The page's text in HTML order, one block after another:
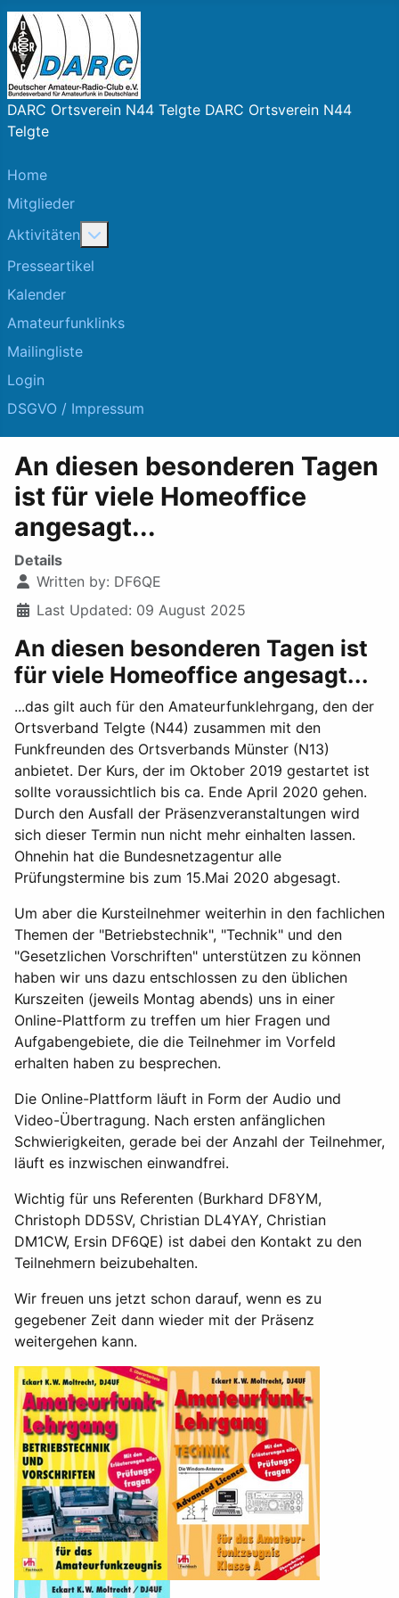
DARC Ortsverein N44 Telgte DARC Ortsverein N44
Telgte
Home
Mitglieder
Aktivitäten
Presseartikel
Kalender
Amateurfunklinks
Mailingliste
Login
DSGVO / Impressum
An diesen besonderen Tagen
ist für viele Homeoffice
angesagt...
Details
Written by: DF6QE
Last Updated: 09 August 2025
An diesen besonderen Tagen ist
für viele Homeoffice angesagt...
...das gilt auch für den Amateurfunklehrgang, den der
Ortsverband Telgte (N44) zusammen mit den
Funkfreunden des Ortsverbands Münster (N13)
anbietet. Der Kurs, der im Oktober 2019 gestartet ist
sollte voraussichtlich bis ca. Ende April 2020 gehen.
Durch den Ausfall der Präsenzveranstaltungen wird
sich dieser Termin nun nicht mehr einhalten lassen.
Ohnehin hat die Bundesnetzagentur alle
Prüfungstermine bis zum 15.Mai 2020 abgesagt.
Um aber die Kursteilnehmer weiterhin in den fachlichen
Themen der "Betriebstechnik", "Technik" und den
"Gesetzlichen Vorschriften" unterstützen zu können
haben wir uns dazu entschlossen zu den üblichen
Kurszeiten (jeweils Montag abends) uns in einer
Online-Plattform zu treffen um hier Fragen und
Aufgabengebiete, die die Teilnehmer im Vorfeld
erhalten haben zu besprechen.
Die Online-Plattform läuft in Form der Audio und
Video-Übertragung. Nach ersten anfänglichen
Schwierigkeiten, gerade bei der Anzahl der Teilnehmer,
läuft es inzwischen einwandfrei.
Wichtig für uns Referenten (Burkhard DF8YM,
Christoph DD5SV, Christian DL4YAY, Christian
DM1CW, Ersin DF6QE) ist dabei den Kontakt zu den
Teilnehmern beizubehalten.
Wir freuen uns jetzt schon darauf, wenn es zu
gegebener Zeit dann wieder mit der Präsenz
weitergehen kann.